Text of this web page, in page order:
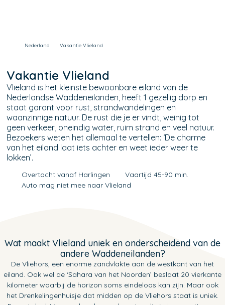
Nederland Vakantie Vlieland
Vakantie Vlieland
Vlieland is het kleinste bewoonbare eiland van de
Nederlandse Waddeneilanden, heeft 1 gezellig dorp en
staat garant voor rust, strandwandelingen en
waanzinnige natuur. De rust die je er vindt, weinig tot
geen verkeer, oneindig water, ruim strand en veel natuur.
Bezoekers weten het allemaal te vertellen: ‘De charme
van het eiland laat iets achter en weet ieder weer te
lokken’.
Overtocht vanaf Harlingen
Vaartijd 45-90 min.
Auto mag niet mee naar Vlieland
Wat maakt Vlieland uniek en onderscheidend van de
andere Waddeneilanden?
De Vliehors, een enorme zandvlakte aan de westkant van het
eiland. Ook wel de ‘Sahara van het Noorden’ beslaat 20 vierkante
kilometer waarbij de horizon soms eindeloos kan zijn. Maar ook
het Drenkelingenhuisje dat midden op de Vliehors staat is uniek.